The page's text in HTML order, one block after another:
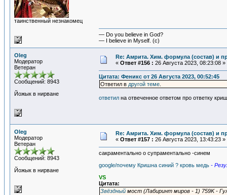
таинственный незнакомец
— Do you believe in God?
— I believe in Myself. (c)
Oleg
Модератор
Ветеран
Сообщений: 8943
Йожык в нирване
Re: Амрита. Хим. формула (состав) и
« Ответ #156 : 26 Августа 2023, 08:23:08 »
Цитата: Феникс от 26 Августа 2023, 00:52:45
Ответил в другой теме
ответил на отвеченное ответом про ответку
Oleg
Модератор
Ветеран
Сообщений: 8943
Йожык в нирване
Re: Амрита. Хим. формула (состав) и
« Ответ #157 : 26 Августа 2023, 13:43:23 »
сакраментально о супраментально -синем
google/почему Кришна синий ? кровь медь -
VS
Цитата:
Звёздный мост (Лабиринт миров - 1) 759K -